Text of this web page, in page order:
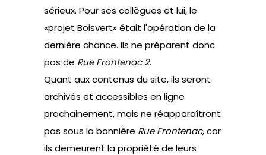
sérieux. Pour ses collègues et lui, le
«projet Boisvert» était l'opération de la
dernière chance. Ils ne préparent donc
pas de Rue Frontenac 2.
Quant aux contenus du site, ils seront
archivés et accessibles en ligne
prochainement, mais ne réapparaîtront
pas sous la bannière Rue Frontenac, car
ils demeurent la propriété de leurs